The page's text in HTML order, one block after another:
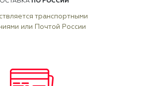
транспортными
или Почтой России